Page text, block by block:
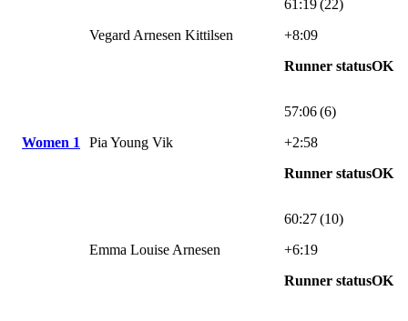
Vegard Arnesen Kittilsen
61:19 (22)
+8:09
Runner statusOK
Women 1 Pia Young Vik
57:06 (6)
+2:58
Runner statusOK
Emma Louise Arnesen
60:27 (10)
+6:19
Runner statusOK